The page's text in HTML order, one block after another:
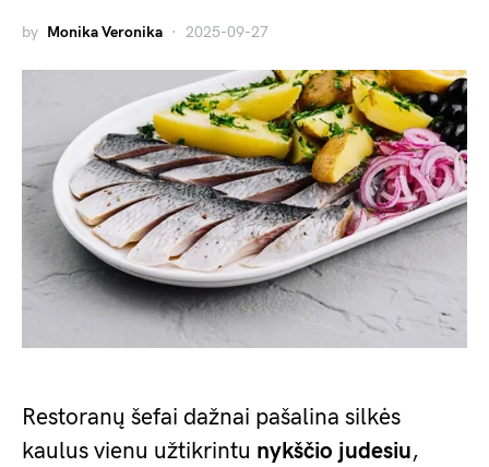
by Monika Veronika 2025-09-27
Restoranų šefai dažnai pašalina silkės
kaulus vienu užtikrintu nykščio judesiu,